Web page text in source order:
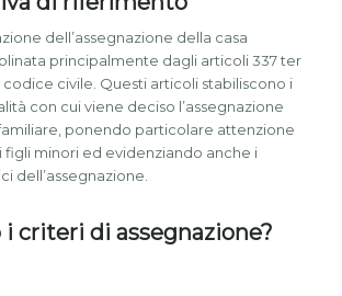
dell’assegnazione della casa
principalmente dagli articoli 337 ter
codice civile. Questi articoli stabiliscono i
con cui viene deciso l’assegnazione
ponendo particolare attenzione
figli minori ed evidenziando anche i
dell’assegnazione.
i criteri di assegnazione?